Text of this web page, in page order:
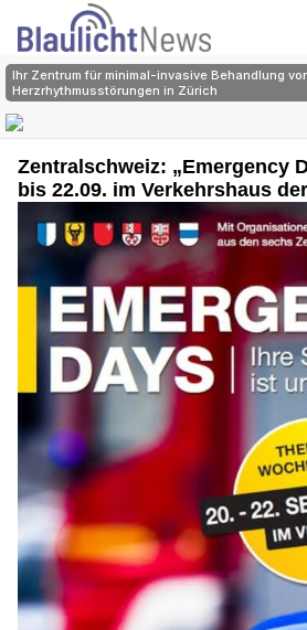
Zentralschweiz: „Emergency
bis 22.09. im Verkehrshaus